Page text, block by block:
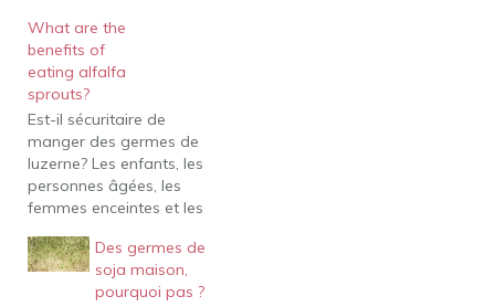
What are the
benefits of
eating alfalfa
sprouts?
Est-il sécuritaire de
manger des germes de
luzerne? Les enfants, les
personnes âgées, les
femmes enceintes et les
système immunitaire est
affaibli doivent éviter de
manger des germes crus
Des germes de
soja maison,
pourquoi pas ?